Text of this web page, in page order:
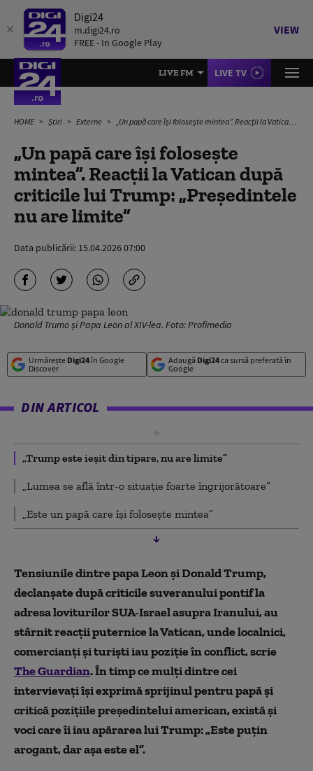
Digi24
m.digi24.ro
FREE - In Google Play
VIEW
LIVE FM LIVE TV
HOME Știri Externe „Un papă care își folosește mintea”. Reacții la Vatican după criticile lui Trump: „Președintele nu are limite”
„Un papă care își folosește
mintea”. Reacții la Vatican după
criticile lui Trump: „Președintele
nu are limite”
Data publicării: 15.04.2026 07:00
Donald Trumo și Papa Leon al XIV-lea. Foto: Profimedia
Urmărește Digi24în Google
Discover
Adaugă Digi24ca sursă preferată în
Google
DIN ARTICOL
„Trump este ieșit din tipare, nu are limite”
„Lumea se află într-o situație foarte îngrijorătoare”
„Este un papă care își folosește mintea”
Tensiunile dintre papa Leon și Donald Trump,
declanșate după criticile suveranului pontif la
adresa loviturilor SUA-Israel asupra Iranului, au
stârnit reacții puternice la Vatican, unde localnici,
comercianți și turiști iau poziție în conflict, scrie
The Guardian. În timp ce mulți dintre cei
intervievați își exprimă sprijinul pentru papă și
critică pozițiile președintelui american, există și
voci care îi iau apărarea lui Trump: „Este puțin
arogant, dar așa este el”.